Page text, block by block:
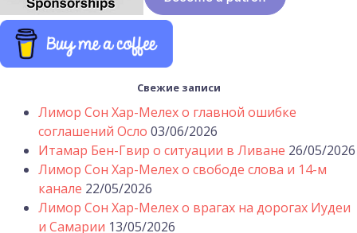
Свежие записи
Лимор Сон Хар-Мелех о главной ошибке
соглашений Осло 03/06/2026
Итамар Бен-Гвир о ситуации в Ливане 26/05/2026
Лимор Сон Хар-Мелех о свободе слова и 14-м
канале 22/05/2026
Лимор Сон Хар-Мелех о врагах на дорогах Иудеи
и Самарии 13/05/2026